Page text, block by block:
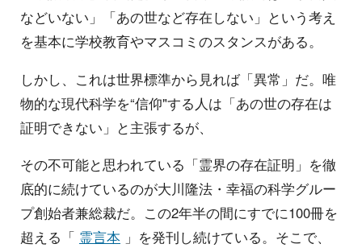
などいない」「あの世など存在しない」という考え
を基本に学校教育やマスコミのスタンスがある。
しかし、これは世界標準から見れば「異常」だ。唯
物的な現代科学を“信仰"する人は「あの世の存在は
証明できない」と主張するが、
その不可能と思われている「霊界の存在証明」を徹
底的に続けているのが大川隆法・幸福の科学グルー
プ創始者兼総裁だ。この2年半の間にすでに100冊を
超える「 霊言本 」を発刊し続けている。そこで、